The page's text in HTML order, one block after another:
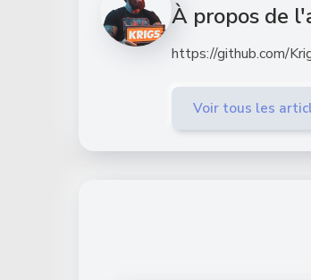
À propos de
https://github.com/
Voir tous les